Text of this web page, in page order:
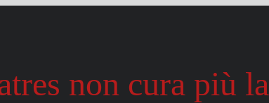
non cura più la